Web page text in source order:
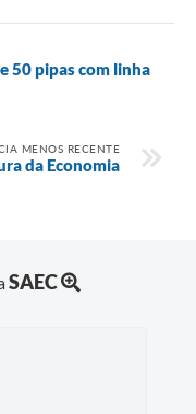
50 pipas com linha
MENOS RECENTE
da Economia
SAEC